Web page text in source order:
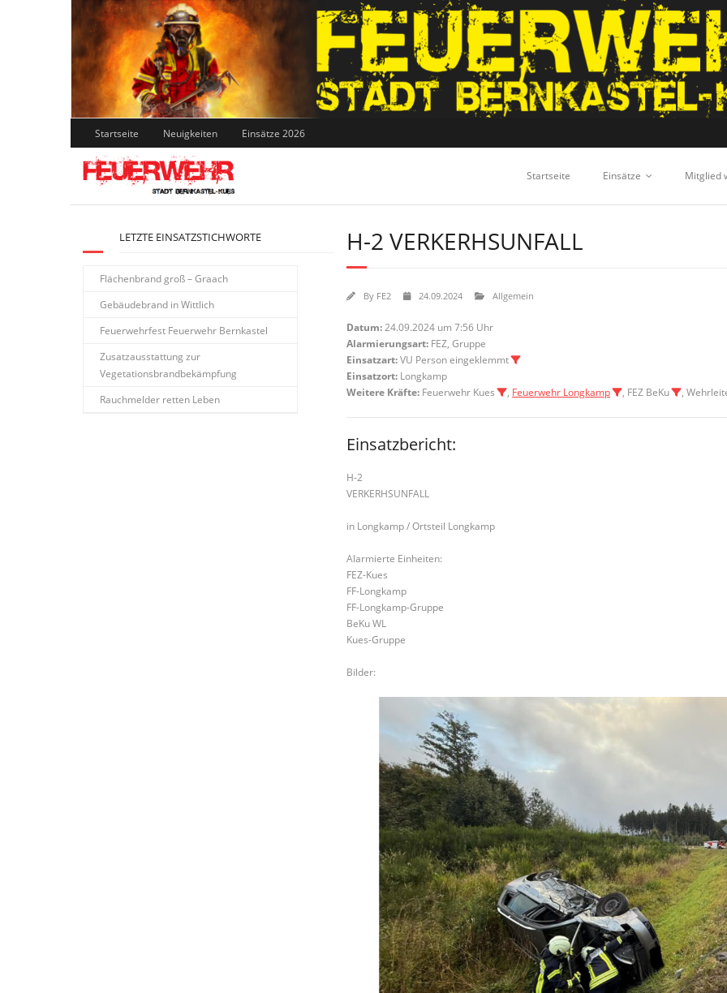
Skip
to
content
Startseite Neuigkeiten Einsätze 2026
Startseite Einsätze Mitglied
H-2 VERKERHSUNFALL
By FE2 24.09.2024 Allgemein
Datum:24.09.2024 um 7:56 Uhr
Alarmierungsart: FEZ, Gruppe
Einsatzart:VU Person eingeklemmt
Einsatzort: Longkamp
Weitere Kräfte: Feuerwehr Kues , Feuerwehr Longkamp , FEZ BeKu ,
Einsatzbericht:
H-2
VERKERHSUNFALL
in Longkamp / Ortsteil Longkamp
Alarmierte Einheiten:
FEZ-Kues
FF-Longkamp
FF-Longkamp-Gruppe
BeKu WL
Kues-Gruppe
Bilder:
LETZTE EINSATZSTICHWORTE
Flächenbrand groß – Graach
Gebäudebrand in Wittlich
Feuerwehrfest Feuerwehr Bernkastel
Zusatzausstattung zur
Vegetationsbrandbekämpfung
Rauchmelder retten Leben